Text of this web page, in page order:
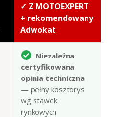
✓ Z MOTOEXPERT
+ rekomendowany
Adwokat
Niezależna
certyfikowana
opinia techniczna
— pełny kosztorys
wg stawek
rynkowych